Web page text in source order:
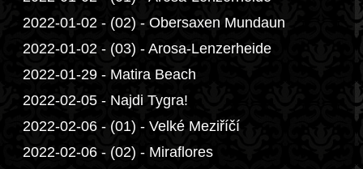
2022-01-02 - (02) - Obersaxen Mundaun
2022-01-02 - (03) - Arosa-Lenzerheide
2022-01-29 - Matira Beach
2022-02-05 - Najdi Tygra!
2022-02-06 - (01) - Velké Meziříčí
2022-02-06 - (02) - Miraflores